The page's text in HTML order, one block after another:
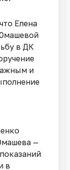
Елена
в ДК
и
—
в